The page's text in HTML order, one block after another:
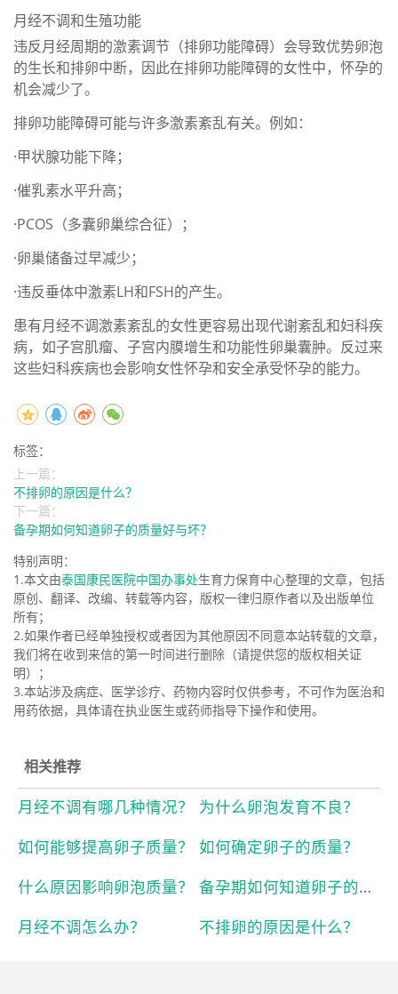
月经不调和生殖功能
违反月经周期的激素调节（排卵功能障碍）会导致优势卵泡
的生长和排卵中断，因此在排卵功能障碍的女性中，怀孕的
机会减少了。
排卵功能障碍可能与许多激素紊乱有关。例如：
·甲状腺功能下降；
·催乳素水平升高；
·PCOS（多囊卵巢综合征）；
·卵巢储备过早减少；
·违反垂体中激素LH和FSH的产生。
患有月经不调激素紊乱的女性更容易出现代谢紊乱和妇科疾
病，如子宫肌瘤、子宫内膜增生和功能性卵巢囊肿。反过来
这些妇科疾病也会影响女性怀孕和安全承受怀孕的能力。
标签：
上一篇：
不排卵的原因是什么？
下一篇：
备孕期如何知道卵子的质量好与坏？
特别声明：
1.本文由泰国康民医院中国办事处生育力保育中心整理的文章，包括
原创、翻译、改编、转载等内容，版权一律归原作者以及出版单位
所有；
2.如果作者已经单独授权或者因为其他原因不同意本站转载的文章，
我们将在收到来信的第一时间进行删除（请提供您的版权相关证
明）；
3.本站涉及病症、医学诊疗、药物内容时仅供参考，不可作为医治和
用药依据，具体请在执业医生或药师指导下操作和使用。
相关推荐
月经不调有哪几种情况？
为什么卵泡发育不良？
如何能够提高卵子质量？
如何确定卵子的质量？
什么原因影响卵泡质量？
备孕期如何知道卵子的质量好与坏？
月经不调怎么办？
不排卵的原因是什么？